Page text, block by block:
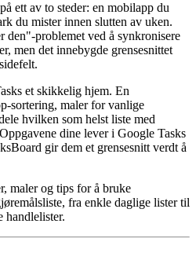
ett av to steder: en mobilapp du
du mister innen slutten av uken.
den"-problemet ved å synkronisere
men det innebygde grensesnittet
et skikkelig hjem. En
sortering, maler for vanlige
hvilken som helst liste med
dine lever i Google Tasks
gir dem et grensesnitt verdt å
maler og tips for å bruke
fra enkle daglige lister til
handlelister.